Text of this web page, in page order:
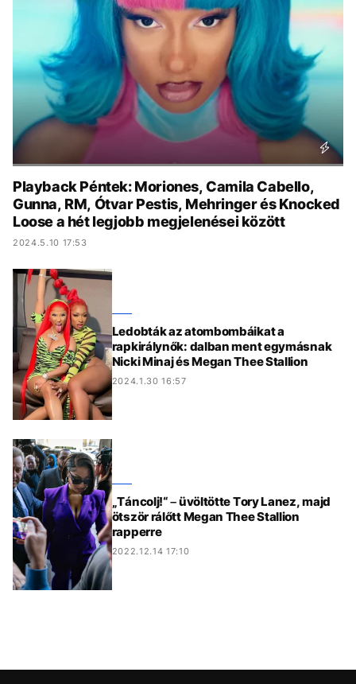
KÖZÉLET UTAZÁS
ÉLETMÓD DESIGN
BESZÉLGETÉSEK ARCOK
VIDEÓ TÖRTÉNETEK
GASZTRO
Playback Péntek: Moriones, Camila Cabello,
Gunna, RM, Ótvar Pestis, Mehringer és Knocked
Loose a hét legjobb megjelenései között
2024.5.10 17:53
Ledobták az atombombáikat a
rapkirálynők: dalban ment egymásnak
Nicki Minaj és Megan Thee Stallion
2024.1.30 16:57
„Táncolj!“ – üvöltötte Tory Lanez, majd
ötször rálőtt Megan Thee Stallion
rapperre
2022.12.14 17:10